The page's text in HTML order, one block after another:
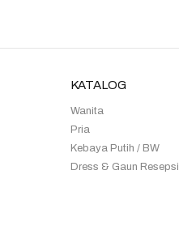
KATALOG
Wanita
Pria
Kebaya Putih / BW
Dress & Gaun Resepsi